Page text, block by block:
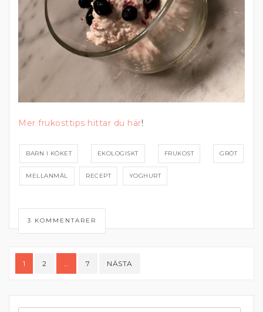
Mer frukosttips hittar du här!
BARN I KÖKET EKOLOGISKT FRUKOST GRÖT
MELLANMÅL RECEPT YOGHURT
3 KOMMENTARER
Sidnumrering
för
1 2 7 NÄSTA